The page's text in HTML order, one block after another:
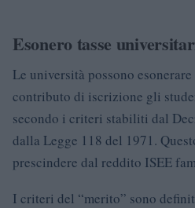
Esonero tasse
Le università possono
contributo di iscrizione gli
secondo i criteri stabiliti dal
dalla Legge 118 del 1971.
prescindere dal reddito ISEE
I criteri del “merito” sono